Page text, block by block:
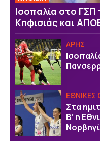
Ισοπαλία στο
Κηφισιάς και
ΑΡΗΣ
EΘΝΙΚΕΣ
Στα
Β’ η